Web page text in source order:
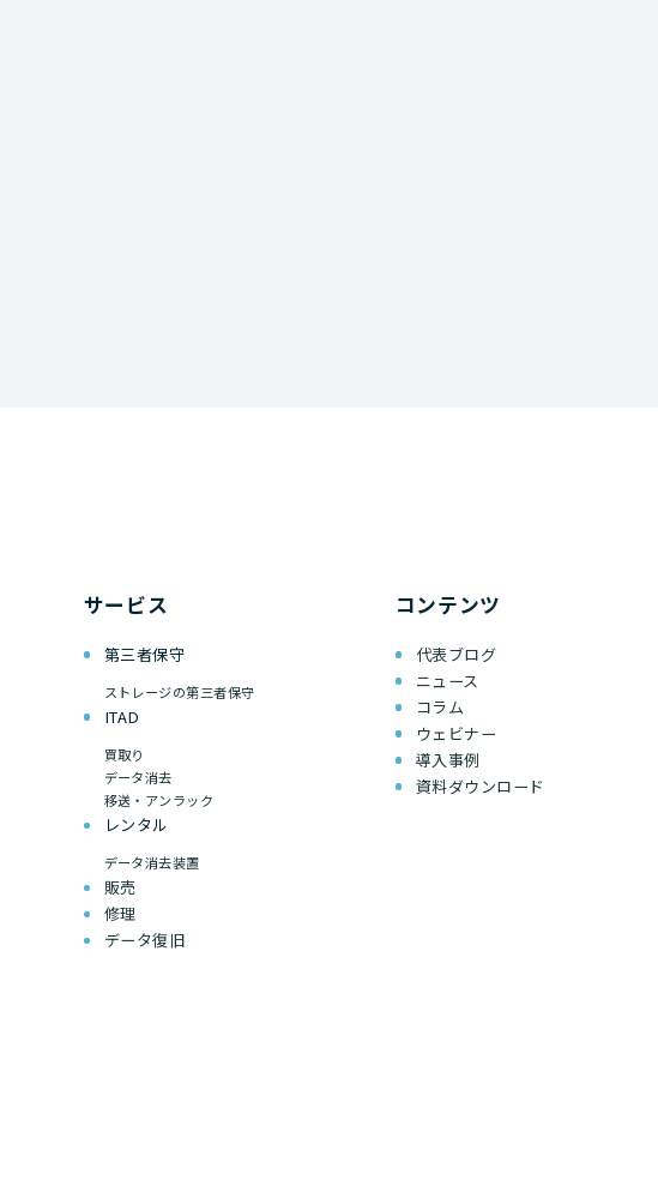
サービス
第三者保守
ストレージの第三者保守
ITAD
買取り
データ消去
移送・アンラック
レンタル
データ消去装置
販売
修理
データ復旧
コンテンツ
代表ブログ
ニュース
コラム
ウェビナー
導入事例
資料ダウンロード